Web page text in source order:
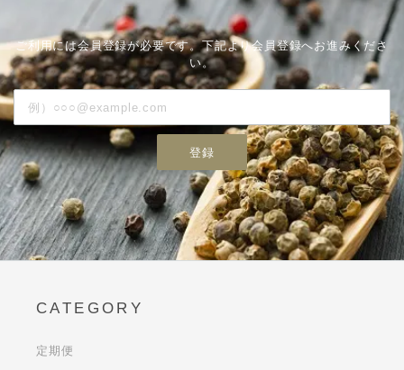
ご利用には会員登録が必要です。下記より会員登録へお進みくださ
い。
登録
CATEGORY
定期便